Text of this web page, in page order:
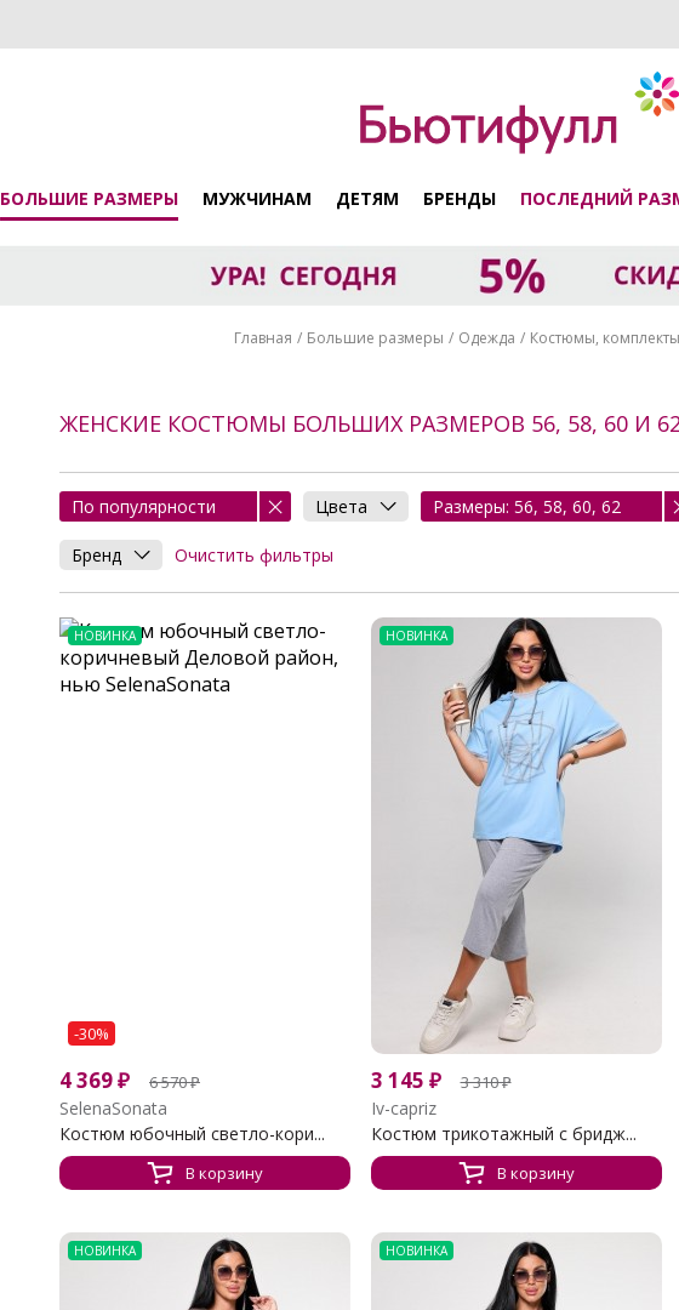
БОЛЬШИЕ РАЗМЕРЫ МУЖЧИНАМ ДЕТЯМ БРЕНДЫ ПОСЛЕДНИЙ
Главная Большие размеры Одежда Костюмы, комплекты
ЖЕНСКИЕ КОСТЮМЫ БОЛЬШИХ РАЗМЕРОВ 56, 58, 60 И
По популярности Цвета Размеры: 56, 58, 60, 62
Бренд Очистить фильтры
НОВИНКА
-30%
4 369₽ 6 570₽
SelenaSonata
Костюм юбочный светло-кори...
В корзину
НОВИНКА
3 145 ₽ 3 310₽
Iv-capriz
Костюм трикотажный с бридж...
В корзину
НОВИНКА НОВИНКА